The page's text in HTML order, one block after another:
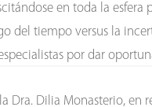
en toda la esfera
del tiempo versus la
por dar
Dra. Dilia Monasterio, en